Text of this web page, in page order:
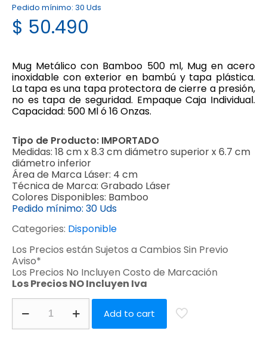
Pedido mínimo: 30 Uds
$ 50.490
Mug Metálico con Bamboo 500 ml, Mug en acero
inoxidable con exterior en bambú y tapa plástica.
La tapa es una tapa protectora de cierre a presión,
no es tapa de seguridad. Empaque Caja Individual.
Capacidad: 500 Ml ó 16 Onzas.
Tipo de Producto: IMPORTADO
Medidas: 18 cm x 8.3 cm diámetro superior x 6.7 cm
diámetro inferior
Área de Marca Láser: 4 cm
Técnica de Marca: Grabado Láser
Colores Disponibles: Bamboo
Pedido mínimo: 30 Uds
Categories: Disponible
Los Precios están Sujetos a Cambios Sin Previo
Aviso*
Los Precios No Incluyen Costo de Marcación
Los Precios NO Incluyen Iva
Add to cart